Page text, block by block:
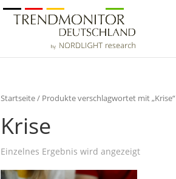
Startseite/ Produkte verschlagwortet mit „Krise“
Krise
Einzelnes Ergebnis wird angezeigt